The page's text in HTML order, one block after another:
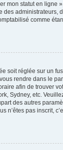
mon statut en ligne
des administrateurs,
comme
soit réglée sur un
rendre dans le
afin de trouver
Sydney, etc.
des autres
n’êtes pas inscrit,